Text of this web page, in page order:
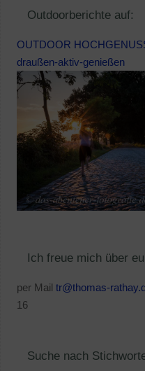
Outdoorberichte auf:
OUTDOOR
draußen-aktiv-genießen
Ich freue mich über
per Mail tr@thomas-
16
Suche nach